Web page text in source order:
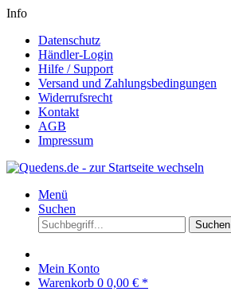
Info
Datenschutz
Händler-Login
Hilfe / Support
Versand und Zahlungsbedingungen
Widerrufsrecht
Kontakt
AGB
Impressum
Menü
Suchen
Suchen
Mein Konto
Warenkorb 0 0,00 € *